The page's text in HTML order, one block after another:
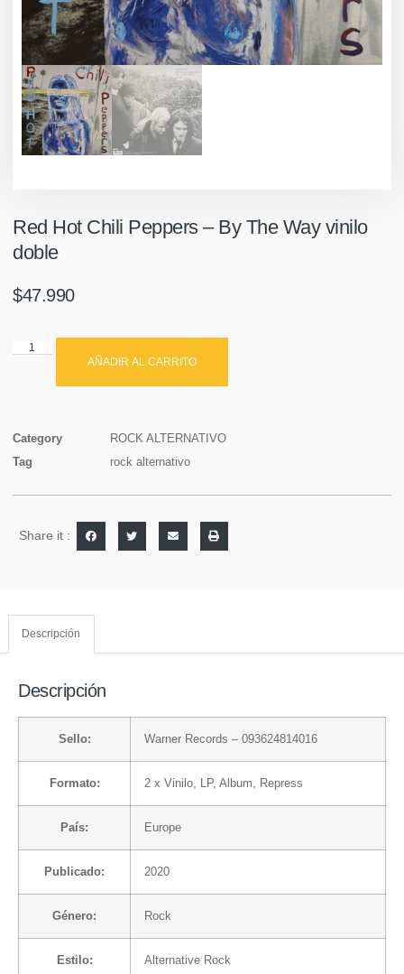
Red Hot Chili Peppers ‎– By The Way vinilo
doble
$47.990
AÑADIR AL CARRITO
Category
ROCK ALTERNATIVO
Tag
rock alternativo
Share it :
Descripción
Descripción
Sello: Warner Records – 093624814016
Formato: 2 x Vinilo , LP, Album, Repress
País: Europe
Publicado: 2020
Género: Rock
Estilo: Alternative Rock